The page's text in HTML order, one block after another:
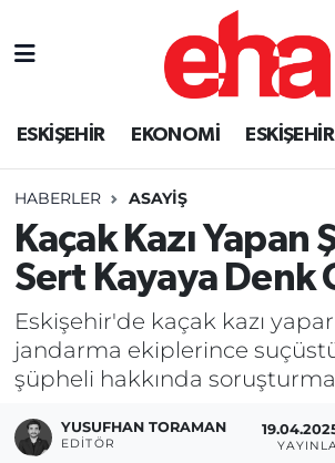
ESKİŞEHİR EKONOMİ
HABERLER ASAYİŞ
Kaçak Kazı Yapan
Sert Kayaya Denk
Eskişehir'de kaçak kazı
jandarma ekiplerince
şüpheli hakkında soruşturma
YUSUFHAN TORAMAN
EDITÖR